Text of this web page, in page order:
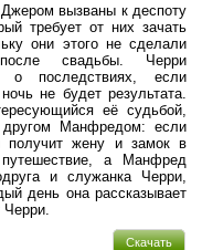
вызваны к деспоту
требует от них зачать
они этого не сделали
свадьбы. Черри
о последствиях, если
не будет результата.
её судьбой,
другом Манфредом: если
получит жену и замок в
а Манфред
и служанка Черри,
день она рассказывает
Скачать